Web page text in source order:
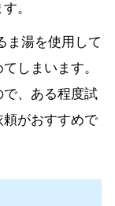
。
ま湯を使用して
しまいます。
、ある程度試
がおすすめで